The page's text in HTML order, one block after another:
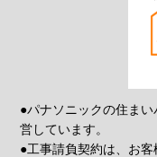
●パナソニックの住ま
営しています。
●工事請負契約は、お